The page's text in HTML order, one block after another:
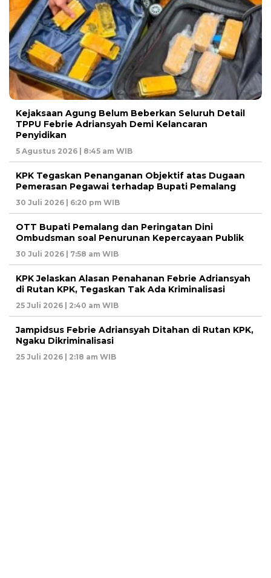
Kejaksaan Agung Belum Beberkan Seluruh Detail
TPPU Febrie Adriansyah Demi Kelancaran
Penyidikan
5 Agustus 2026 | 8:45 am WIB
KPK Tegaskan Penanganan Objektif atas Dugaan
Pemerasan Pegawai terhadap Bupati Pemalang
30 Juli 2026 | 6:20 pm WIB
OTT Bupati Pemalang dan Peringatan Dini
Ombudsman soal Penurunan Kepercayaan Publik
30 Juli 2026 | 7:58 am WIB
KPK Jelaskan Alasan Penahanan Febrie Adriansyah
di Rutan KPK, Tegaskan Tak Ada Kriminalisasi
25 Juli 2026 | 2:40 am WIB
Jampidsus Febrie Adriansyah Ditahan di Rutan KPK,
Ngaku Dikriminalisasi
25 Juli 2026 | 2:18 am WIB